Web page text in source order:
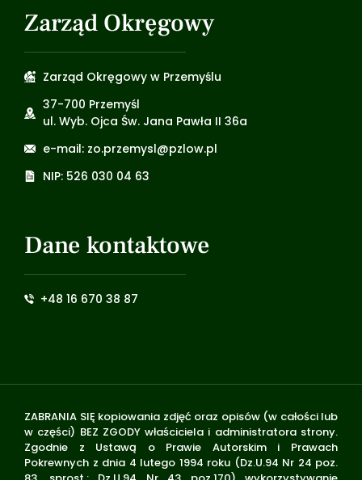
Zarząd Okręgowy
Zarząd Okręgowy w Przemyślu
37-700 Przemyśl
ul. Wyb. Ojca Św. Jana Pawła II 36a
e-mail: zo.przemysl@pzlow.pl
NIP: 526 030 04 63
Dane kontaktowe
+48 16 670 38 87
ZABRANIA SIĘ kopiowania zdjęć oraz opisów (w całości lub
w części) BEZ ZGODY właściciela i administratora strony.
Zgodnie z Ustawą o Prawie Autorskim i Prawach
Pokrewnych z dnia 4 lutego 1994 roku (Dz.U.94 Nr 24 poz.